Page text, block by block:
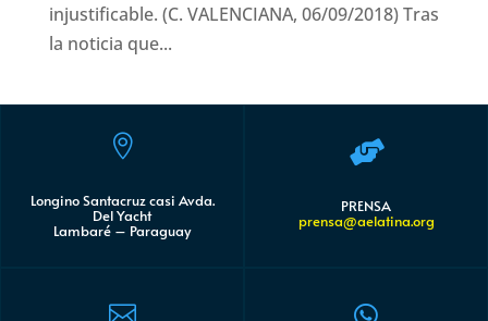
injustificable. (C. VALENCIANA, 06/09/2018) Tras
la noticia que...

Longino Santacruz casi Avda.
Del Yacht
Lambaré – Paraguay


PRENSA
prensa@aelatina.org
